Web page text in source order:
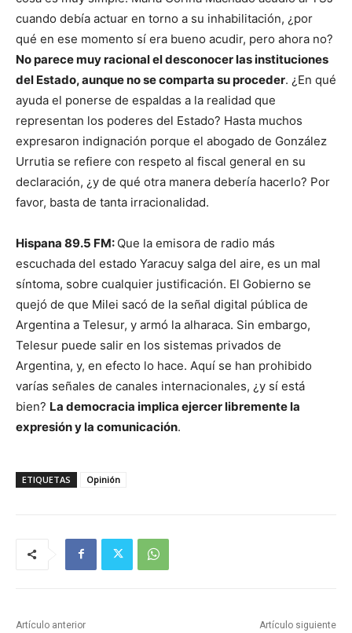
cuando debía actuar en torno a su inhabilitación, ¿por
qué en ese momento sí era bueno acudir, pero ahora no?
No parece muy racional el desconocer las instituciones
del Estado, aunque no se comparta su proceder. ¿En qué
ayuda el ponerse de espaldas a la realidad que
representan los poderes del Estado? Hasta muchos
expresaron indignación porque el abogado de González
Urrutia se refiere con respeto al fiscal general en su
declaración, ¿y de qué otra manera debería hacerlo? Por
favor, basta de tanta irracionalidad.
Hispana 89.5 FM: Que la emisora de radio más
escuchada del estado Yaracuy salga del aire, es un mal
síntoma, sobre cualquier justificación. El Gobierno se
quejó de que Milei sacó de la señal digital pública de
Argentina a Telesur, y armó la alharaca. Sin embargo,
Telesur puede salir en los sistemas privados de
Argentina, y, en efecto lo hace. Aquí se han prohibido
varías señales de canales internacionales, ¿y sí está
bien? La democracia implica ejercer libremente la
expresión y la comunicación.
ETIQUETAS Opinión
Artículo anterior Artículo siguiente